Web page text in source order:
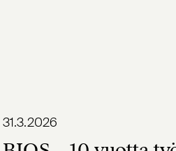
31.3.2026